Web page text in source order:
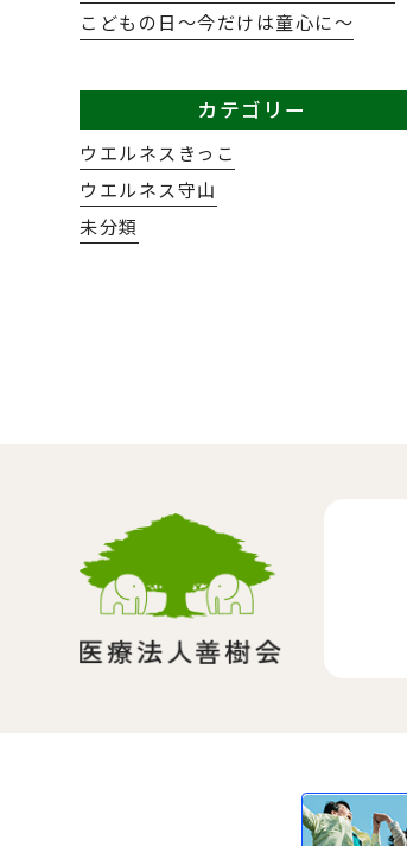
こどもの日～今だけは童心に～
カテゴリー
ウエルネスきっこ
ウエルネス守山
未分類